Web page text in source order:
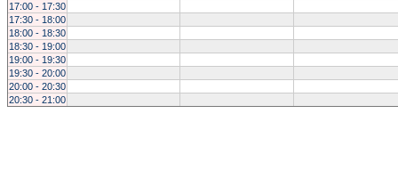
17:00 - 17:30
17:30 - 18:00
18:00 - 18:30
18:30 - 19:00
19:00 - 19:30
19:30 - 20:00
20:00 - 20:30
20:30 - 21:00